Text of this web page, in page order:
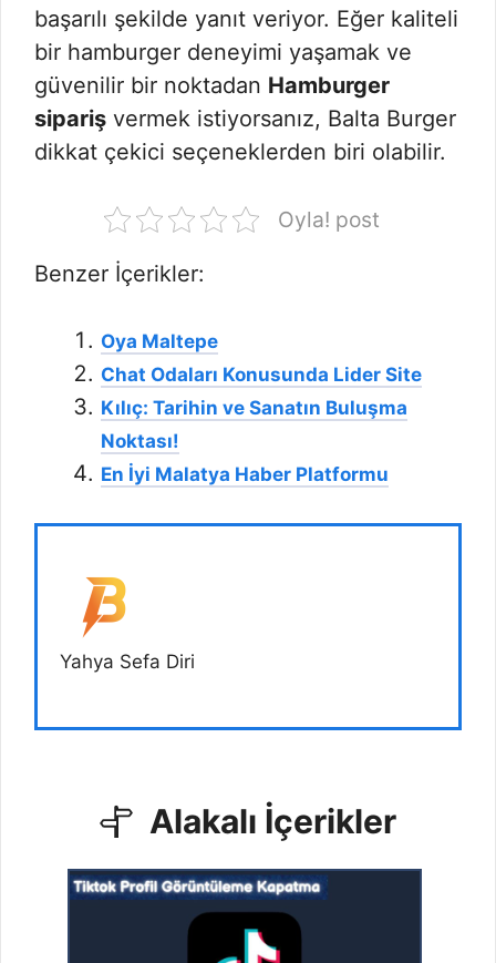
başarılı şekilde yanıt veriyor. Eğer kaliteli
bir hamburger deneyimi yaşamak ve
güvenilir bir noktadan Hamburger
sipariş vermek istiyorsanız, Balta Burger
dikkat çekici seçeneklerden biri olabilir.
Oyla! post
Benzer İçerikler:
Oya Maltepe
Chat Odaları Konusunda Lider Site
Kılıç: Tarihin ve Sanatın Buluşma
Noktası!
En İyi Malatya Haber Platformu
Yahya Sefa Diri
Alakalı İçerikler